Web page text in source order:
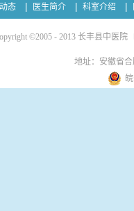
态 医生简介 科室介绍
©2005 - 2013 长丰县中医院
地址：安徽省